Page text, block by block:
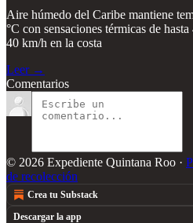
Aire húmedo del Caribe mantiene
°C con sensaciones térmicas de
40 km/h en la costa
Leer →
Comentarios
© 2026 Expediente Quintana Roo ·
de recolección
Crea tu Substack
Descargar la app